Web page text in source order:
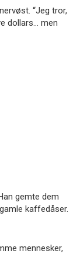
“Jeg tror,
dollars… men
gemte dem
kaffedåser.
mennesker,